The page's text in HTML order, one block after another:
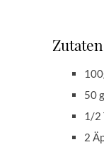
50
1/2
2